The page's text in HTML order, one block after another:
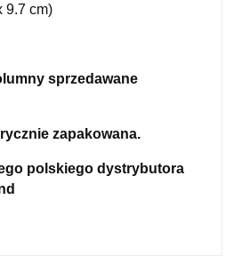
9.7 cm)
sprzedawane
zapakowana.
polskiego dystrybutora